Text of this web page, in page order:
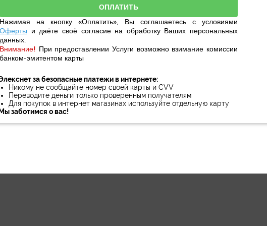
Нажимая на кнопку «Оплатить», Вы соглашаетесь с условиями
Оферты и даёте своё согласиена обработку Ваших персональных
данных.
Внимание! При предоставлении Услуги возможно взимание комиссии
банком-эмитентом карты
за безопасные платежи в интернете:
Никому не сообщайте номер своей карты и CVV
Переводите деньги только проверенным получателям
Для покупок в интернет магазинах используйте отдельную карту
заботимся о вас!